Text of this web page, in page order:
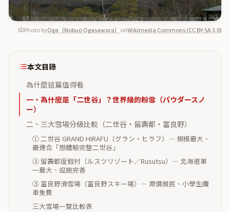
Photo byOga（Nobuo Ogasawara） onWikimedia Commons (CC BY-SA 3.0)
本文目錄
為什麼這篇值得看
一、為什麼是「二世谷」？世界級的粉雪（パウダースノ
ー）
二、三大雪場分級比較（二世谷・留壽都・富良野）
① 二世谷 GRAND HIRAFU（グラン・ヒラフ）— 規模最大、
最適合「想體驗完整二世谷」
② 留壽都度假村（ルスツリゾート／Rusutsu）— 北海道單
一最大、設施完善
③ 富良野滑雪場（富良野スキー場）— 票價親民、小學生纜
車免費
三大雪場一覽比較表